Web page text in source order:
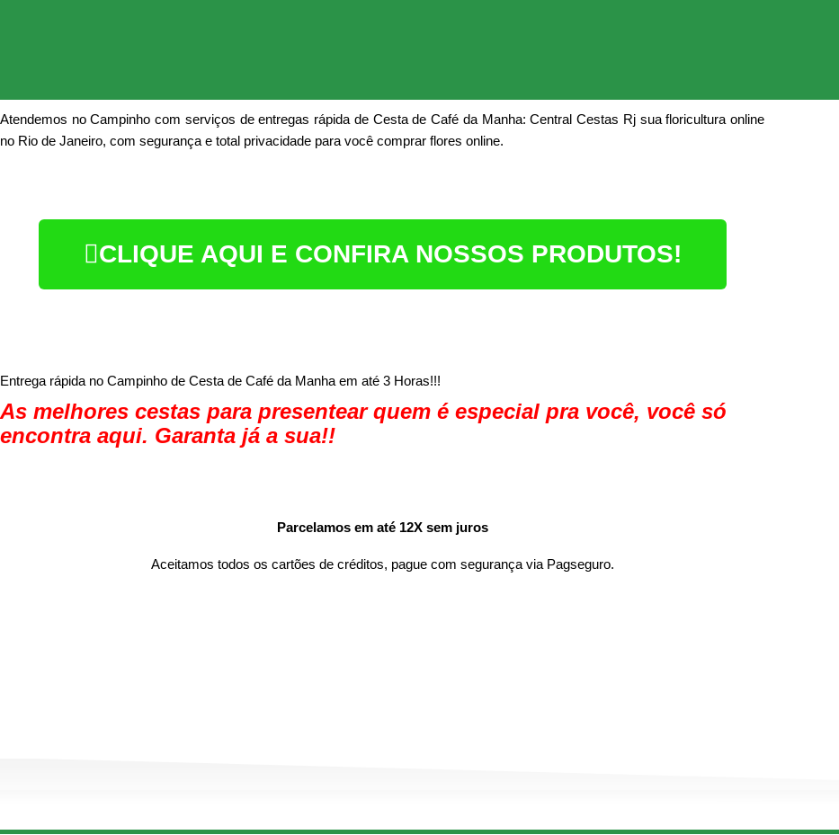
Atendemos no Campinho com serviços de entregas rápida de Cesta de Café da Manha: Central Cestas Rj sua floricultura online
no Rio de Janeiro, com segurança e total privacidade para você comprar flores online.
CLIQUE AQUI E CONFIRA NOSSOS PRODUTOS!
Entrega rápida no Campinho de Cesta de Café da Manha em até 3 Horas!!!
As melhores cestas para presentear quem é especial pra você, você só
encontra aqui. Garanta já a sua!!
Parcelamos em até 12X sem juros
Aceitamos todos os cartões de créditos, pague com segurança via Pagseguro.